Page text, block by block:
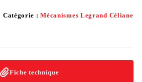
Catégorie :Mécanismes Legrand Céliane
Fiche technique